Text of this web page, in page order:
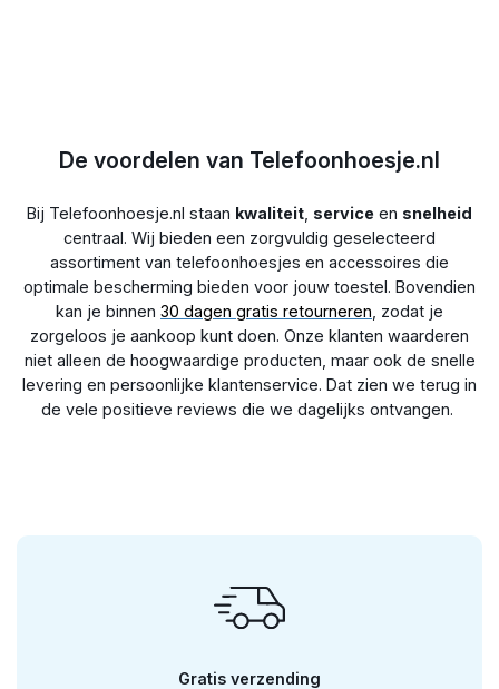
en zorg voor uitstekende bescherming van je touchscreen,
die gemakkelijk te combineren is met een telefoonhoesje
De voordelen van Telefoonhoesje.nl
Bij Telefoonhoesje.nl staan kwaliteit service en snelheid
centraal. Wij bieden een zorgvuldig geselecteerd
assortiment van telefoonhoesjes en accessoires die
optimale bescherming bieden voor jouw toestel. Bovendien
kan je binnen 30 dagen gratis retourneren , zodat je
zorgeloos je aankoop kunt doen. Onze klanten waarderen
niet alleen de hoogwaardige producten, maar ook de snelle
levering en persoonlijke klantenservice. Dat zien we terug in
de vele positieve reviews die we dagelijks ontvangen.
Gratis verzending